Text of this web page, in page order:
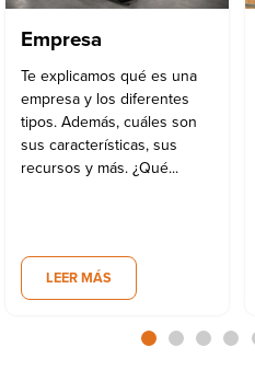
Empresa
Te explicamos qué es una
empresa y los diferentes
tipos. Además, cuáles son
sus características, sus
recursos y más. ¿Qué...
LEER MÁS